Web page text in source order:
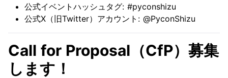
公式イベントハッシュタグ: #pyconshizu
公式X（旧Twitter）アカウント: @PyconShizu
Call for Proposal（CfP）募集
します！